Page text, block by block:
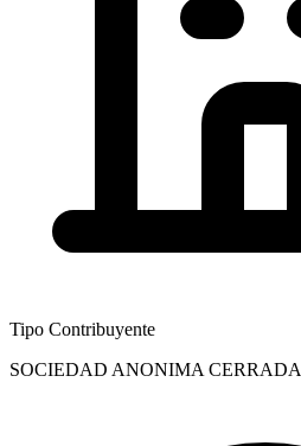
Tipo Contribuyente
SOCIEDAD ANONIMA CERRADA